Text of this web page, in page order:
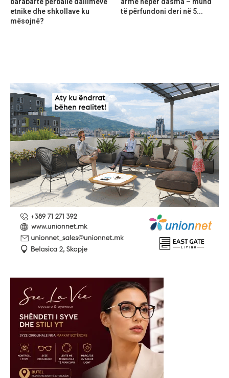
barabartë përballë dallimeve
etnike dhe shkollave ku
mësojnë?
armë nëpër dasma – mund
të përfundoni deri në 5...